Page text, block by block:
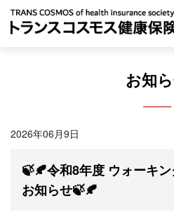
Skip
お知
2026年06月9日
🍃🍂令和8年度 ウォーキ
お知らせ🍃🍂